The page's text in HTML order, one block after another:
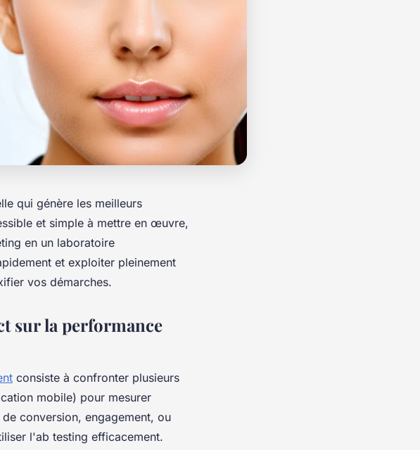
qui génère les meilleurs
et simple à mettre en œuvre,
en un laboratoire
et exploiter pleinement
vos démarches.
sur la performance
consiste à confronter plusieurs
mobile) pour mesurer
conversion, engagement, ou
l'ab testing efficacement.